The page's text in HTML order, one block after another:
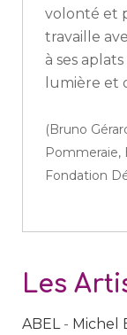
volonté et
travaille
à ses
lumière et
(Bruno
Pommeraie,
Fondation
Les
ABEL- Michel